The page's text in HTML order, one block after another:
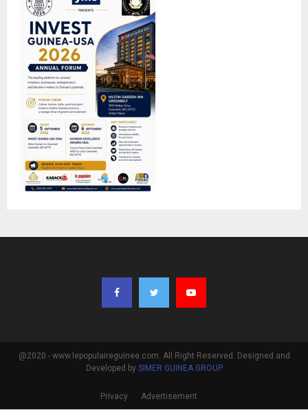
@2020 - www.lepopulaireguinee.com. All Right Reserved. Designed and
Developed by SIMER GUINEA GROUP
Privacy Advertisement